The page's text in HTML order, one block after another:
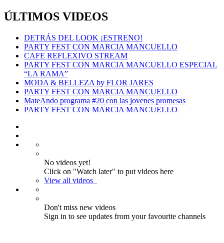
ÚLTIMOS VIDEOS
DETRÁS DEL LOOK ¡ESTRENO!
PARTY FEST CON MARCIA MANCUELLO
CAFE REFLEXIVO STREAM
PARTY FEST CON MARCIA MANCUELLO ESPECIAL
“LA RAMA”
MODA & BELLEZA by FLOR JARES
PARTY FEST CON MARCIA MANCUELLO
MateAndo programa #20 con las jovenes promesas
PARTY FEST CON MARCIA MANCUELLO
No videos yet!
Click on "Watch later" to put videos here
View all videos
Don't miss new videos
Sign in to see updates from your favourite channels